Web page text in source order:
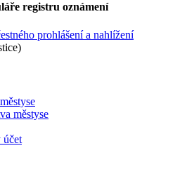
registru oznámení
prohlášení a nahlížení
městyse
účet